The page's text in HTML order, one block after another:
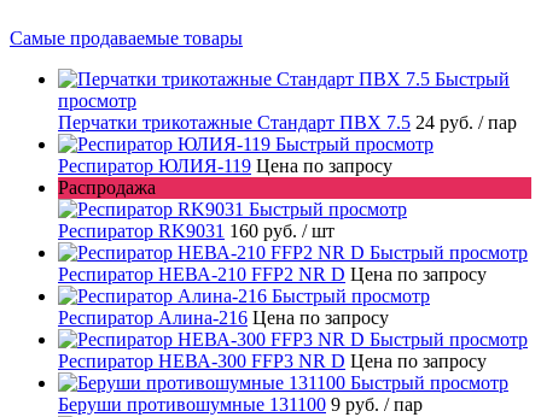
Самые продаваемые товары
Быстрый
просмотр
Перчатки трикотажные Стандарт ПВХ 7.5 24 руб. / пар
Быстрый просмотр
Респиратор ЮЛИЯ-119 Цена по запросу
Распродажа
Быстрый просмотр
Респиратор RK9031 160 руб. / шт
Быстрый просмотр
Респиратор НЕВА-210 FFP2 NR D Цена по запросу
Быстрый просмотр
Респиратор Алина-216 Цена по запросу
Быстрый просмотр
Респиратор НЕВА-300 FFP3 NR D Цена по запросу
Быстрый просмотр
Беруши противошумные 131100 9 руб. / пар